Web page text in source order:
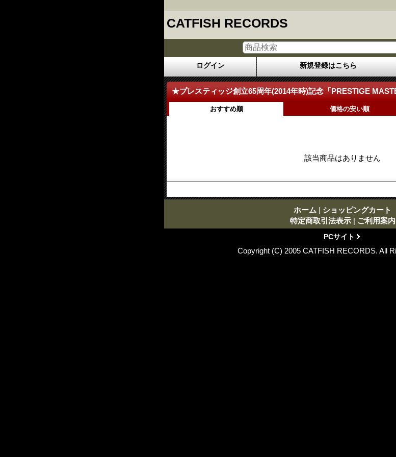
CATFISH RECORDS
ログイン 新規登録はこちら
★プレスティッジ創立65周年(2014年時)記念「PRESTIGE
おすすめ順 価格の安い順
該当商品はありません
ホーム | ショッピングカート
特定商取引法表示 | ご利用案内
PCサイト
Copyright (C) 2005 CATFISH RECORDS. All